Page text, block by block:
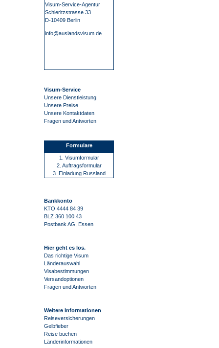
Visum-Service-Agentur
Schieritzstrasse 33
D-10409 Berlin
info@auslandsvisum.de
Visum-Service
Unsere Dienstleistung
Unsere Preise
Unsere Kontaktdaten
Fragen und Antworten
Formulare
1. Visumformular
2. Auftragsformular
3. Einladung Russland
Bankkonto
KTO 4444 84 39
BLZ 360 100 43
Postbank AG, Essen
Hier geht es los.
Das richtige Visum
Länderauswahl
Visabestimmungen
Versandoptionen
Fragen und Antworten
Weitere Informationen
Reiseversicherungen
Gelbfieber
Reise buchen
Länderinformationen